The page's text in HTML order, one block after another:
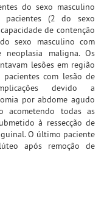
do sexo masculino
pacientes (2 do sexo
de contenção
sexo masculino com
maligna. Os
lesões em região
com lesão de
devido a
por abdome agudo
acometendo todas as
à ressecção de
O último paciente
após remoção de